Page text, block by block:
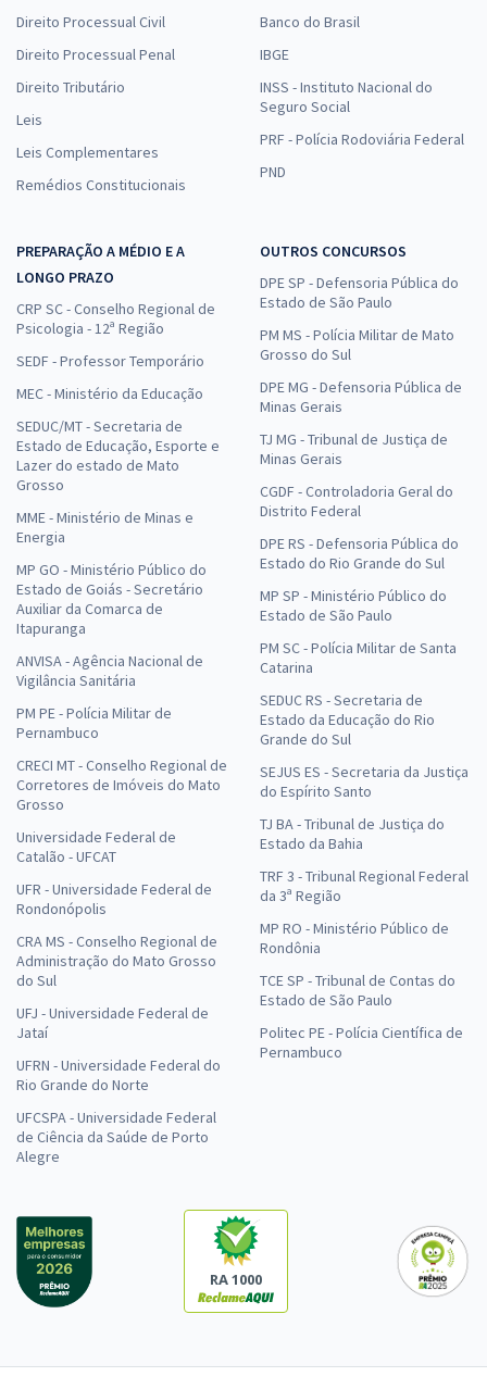
Direito Processual Civil
Direito Processual Penal
Direito Tributário
Leis
Leis Complementares
Remédios Constitucionais
Banco do Brasil
IBGE
INSS - Instituto Nacional do
Seguro Social
PRF - Polícia Rodoviária Federal
PND
PREPARAÇÃO A MÉDIO E A
LONGO PRAZO
CRP SC - Conselho Regional de
Psicologia - 12ª Região
SEDF - Professor Temporário
MEC - Ministério da Educação
SEDUC/MT - Secretaria de
Estado de Educação, Esporte e
Lazer do estado de Mato
Grosso
MME - Ministério de Minas e
Energia
MP GO - Ministério Público do
Estado de Goiás - Secretário
Auxiliar da Comarca de
Itapuranga
ANVISA - Agência Nacional de
Vigilância Sanitária
PM PE - Polícia Militar de
Pernambuco
CRECI MT - Conselho Regional de
Corretores de Imóveis do Mato
Grosso
Universidade Federal de
Catalão - UFCAT
UFR - Universidade Federal de
Rondonópolis
CRA MS - Conselho Regional de
Administração do Mato Grosso
do Sul
UFJ - Universidade Federal de
Jataí
UFRN - Universidade Federal do
Rio Grande do Norte
UFCSPA - Universidade Federal
de Ciência da Saúde de Porto
Alegre
OUTROS CONCURSOS
DPE SP - Defensoria Pública do
Estado de São Paulo
PM MS - Polícia Militar de Mato
Grosso do Sul
DPE MG - Defensoria Pública de
Minas Gerais
TJ MG - Tribunal de Justiça de
Minas Gerais
CGDF - Controladoria Geral do
Distrito Federal
DPE RS - Defensoria Pública do
Estado do Rio Grande do Sul
MP SP - Ministério Público do
Estado de São Paulo
PM SC - Polícia Militar de Santa
Catarina
SEDUC RS - Secretaria de
Estado da Educação do Rio
Grande do Sul
SEJUS ES - Secretaria da Justiça
do Espírito Santo
TJ BA - Tribunal de Justiça do
Estado da Bahia
TRF 3 - Tribunal Regional Federal
da 3ª Região
MP RO - Ministério Público de
Rondônia
TCE SP - Tribunal de Contas do
Estado de São Paulo
Politec PE - Polícia Científica de
Pernambuco
RA 1000